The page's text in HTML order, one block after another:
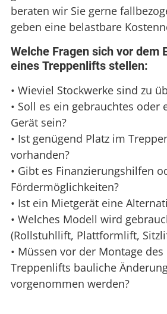
beraten wir Sie gerne
geben eine belastbare
Welche Fragen sich vor dem
eines Treppenlifts stellen:
• Wieviel Stockwerke sind zu
• Soll es ein gebrauchtes oder
Gerät sein?
• Ist genügend Platz im
vorhanden?
• Gibt es Finanzierungshilfen
Fördermöglichkeiten?
• Ist ein Mietgerät eine
• Welches Modell wird
(Rollstuhllift, Plattformlift,
• Müssen vor der Montage des
Treppenlifts bauliche
vorgenommen werden?